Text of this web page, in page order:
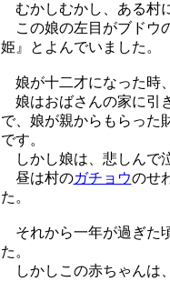
むかしむかし、ある村
この娘の左目がブドウ
姫』とよんでいました。
娘が十二才になった時
娘はおばさんの家に引
で、娘が親からもらった
です。
しかし娘は、悲しんで
昼は村のガチョウのせ
た。
それから一年が過ぎた
た。
しかしこの赤ちゃんは